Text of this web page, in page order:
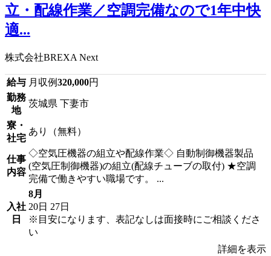
立・配線作業／空調完備なので1年中快
適...
株式会社BREXA Next
給与 月収例320,000円
勤務
地
茨城県 下妻市
寮・
社宅
あり（無料）
仕事
内容
◇空気圧機器の組立や配線作業◇ 自動制御機器製品
(空気圧制御機器)の組立(配線チューブの取付) ★空調
完備で働きやすい職場です。 ...
入社
日
8月
20日 27日
※目安になります、表記なしは面接時にご相談くださ
い
詳細を表示